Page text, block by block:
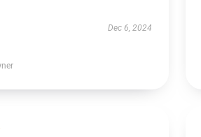
Dec 6, 2024